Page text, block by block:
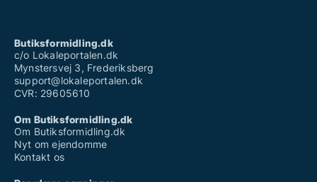
Butiksformidling.dk
c/o Lokaleportalen.dk
Mynstersvej 3, Frederiksberg
support@lokaleportalen.dk
CVR: 29605610
Om Butiksformidling.dk
Om Butiksformidling.dk
Nyt om ejendomme
Kontakt os